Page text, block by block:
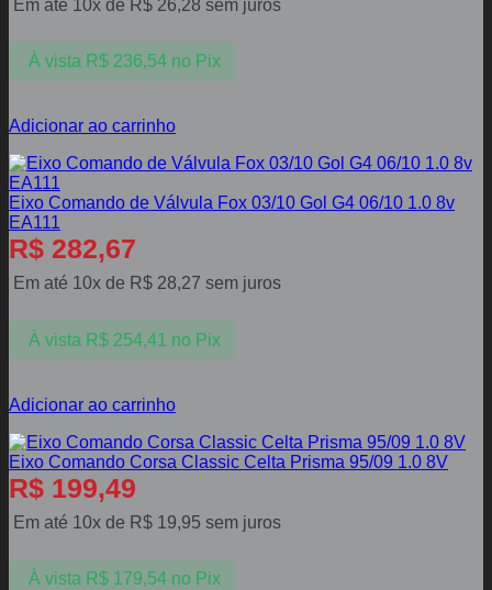
Em até 10x de R$ 26,28 sem juros
À vista R$236,54 no Pix
Adicionar ao carrinho
Eixo Comando de Válvula Fox 03/10 Gol G4 06/10 1.0 8v
EA111
R$ 282,67
Em até 10x de R$ 28,27 sem juros
À vista R$254,41 no Pix
Adicionar ao carrinho
Eixo Comando Corsa Classic Celta Prisma 95/09 1.0 8V
R$ 199,49
Em até 10x de R$ 19,95 sem juros
À vista R$179,54 no Pix